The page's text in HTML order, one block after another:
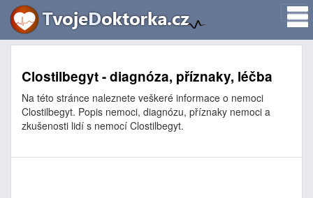
Clostilbegyt - diagnóza, příznaky, léčba
Na této stránce naleznete veškeré informace o nemoci
Clostilbegyt. Popis nemoci, diagnózu, příznaky nemoci a
zkušenosti lidí s nemocí Clostilbegyt.